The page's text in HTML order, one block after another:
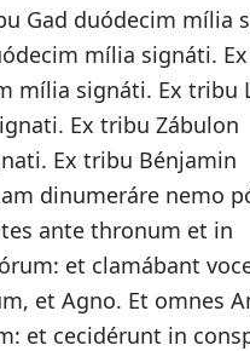
Gad duódecim mília
mília signáti.
mília signáti. Ex tribu
Ex tribu Zábulon
Ex tribu Bénjamin
dinumeráre nemo
ante thronum et in
et clamábant
et Agno. Et omnes
et cecidérunt in